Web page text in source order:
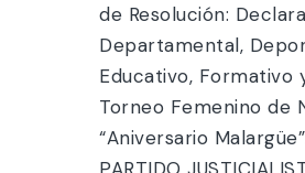
de Resolución:
Departamental,
Educativo, Formativo
Torneo Femenino de
“Aniversario